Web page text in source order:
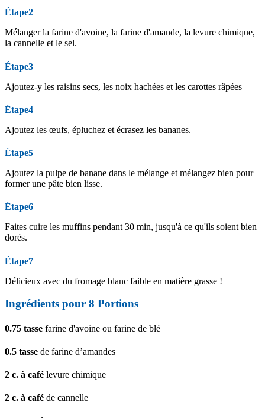
Étape2
Mélanger la farine d'avoine, la farine d'amande, la levure chimique,
la cannelle et le sel.
Étape3
Ajoutez-y les raisins secs, les noix hachées et les carottes râpées
Étape4
Ajoutez les œufs, épluchez et écrasez les bananes.
Étape5
Ajoutez la pulpe de banane dans le mélange et mélangez bien pour
former une pâte bien lisse.
Étape6
Faites cuire les muffins pendant 30 min, jusqu'à ce qu'ils soient bien
dorés.
Étape7
Délicieux avec du fromage blanc faible en matière grasse !
Ingrédients pour 8 Portions
0.75 tasse farine d'avoine ou farine de blé
0.5 tasse de farine d’amandes
2 c. à café levure chimique
2 c. à café de cannelle